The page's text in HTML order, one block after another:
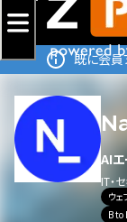
既に会員
AI
IT・
ウェ
B to